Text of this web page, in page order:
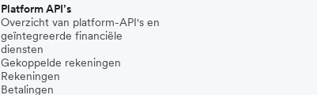
Platform API’s
Overzicht van platform-API's en
geïntegreerde financiële
diensten
Gekoppelde rekeningen
Rekeningen
Betalingen